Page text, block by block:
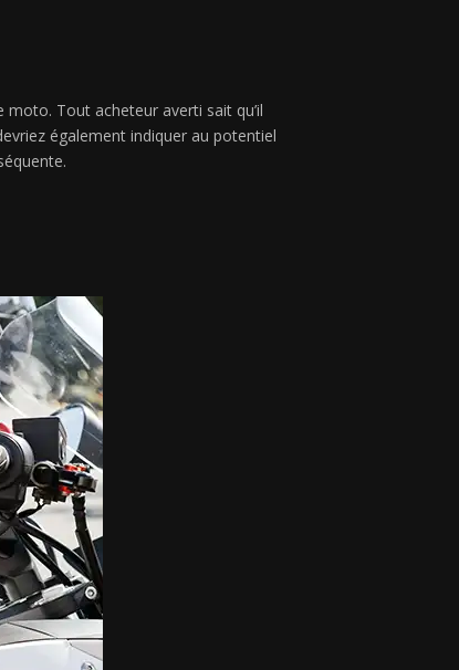
moto. Tout acheteur averti sait qu’il
également indiquer au potentiel